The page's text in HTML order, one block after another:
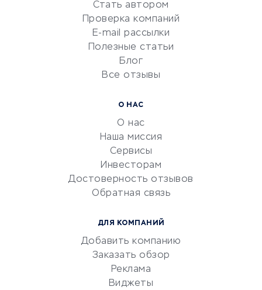
Сервисы по поиску работы
Сетевой маркетинг
УСЛУГИ ДЛЯ БИЗНЕСА
документооборот
Юридические компании
Бухгалтерия онлайн
Стать автором
Проверка компаний
E-mail рассылки
Полезные статьи
Блог
Все отзывы
О НАС
О нас
Наша миссия
Сервисы
Инвесторам
Достоверность отзывов
Обратная связь
ДЛЯ КОМПАНИЙ
Добавить компанию
Заказать обзор
Реклама
Виджеты